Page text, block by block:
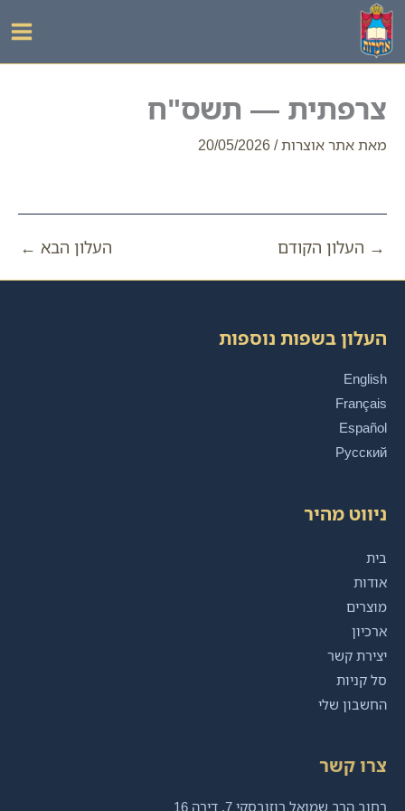
דילוג
לתוכן
צרפתית — תשס"ח
מאתאתר אוצרות/
20/05/2026
→ העלון הקודם העלון הבא ←
העלון בשפות נוספות
English
Français
Español
Русский
ניווט מהיר
בית
אודות
מוצרים
ארכיון
יצירת קשר
סל קניות
החשבון שלי
צרו קשר
רחוב הרב שמואל רוזובסקי 7, דירה 16